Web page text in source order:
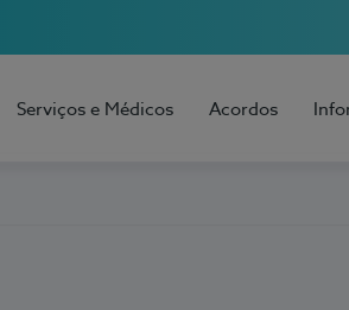
Serviços e Médicos Acordos